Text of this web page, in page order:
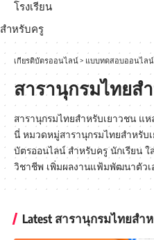
โรงเรียน
สำหรับครู
เกียรติบัตรออนไลน์> แบบทดสอบออนไลน์
สารานุกรมไทยส
สารานุกรมไทยสำหรับเยาวชน แ
นี่ หมวดหมู่สารานุกรมไทยสำหรับ
บัตรออนไลน์ สำหรับครู นักเรียน
วิชาชีพ เพิ่มผลงานแฟ้มพัฒนาตัวเ
Latest สารานุกรมไทยสำ